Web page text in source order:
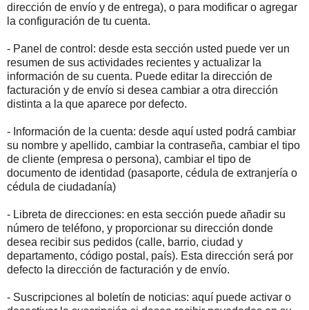
dirección de envío y de entrega), o para modificar o agregar
la configuración de tu cuenta.
- Panel de control: desde esta sección usted puede ver un
resumen de sus actividades recientes y actualizar la
información de su cuenta. Puede editar la dirección de
facturación y de envío si desea cambiar a otra dirección
distinta a la que aparece por defecto.
- Información de la cuenta: desde aquí usted podrá cambiar
su nombre y apellido, cambiar la contraseña, cambiar el tipo
de cliente (empresa o persona), cambiar el tipo de
documento de identidad (pasaporte, cédula de extranjería o
cédula de ciudadanía)
- Libreta de direcciones: en esta sección puede añadir su
número de teléfono, y proporcionar su dirección donde
desea recibir sus pedidos (calle, barrio, ciudad y
departamento, código postal, país). Esta dirección será por
defecto la dirección de facturación y de envío.
- Suscripciones al boletín de noticias: aquí puede activar o